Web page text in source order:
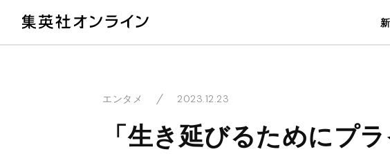
エンタメ 2023.12.23
「生き延びるためにプラ